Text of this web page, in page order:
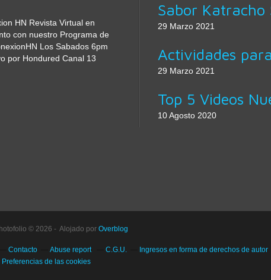
HN Revista Virtual en
con nuestro Programa de
Los Sabados 6pm
por Hondured Canal 13
29 Marzo 2021
29 Marzo 2021
10 Agosto 2020
© 2026 - Alojado por Overblog
Contacto Abuse report C.G.U. Ingresos en forma de derechos de autor
Preferencias de las cookies